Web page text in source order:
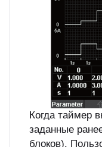
Когда таймер
заданные
блоков).